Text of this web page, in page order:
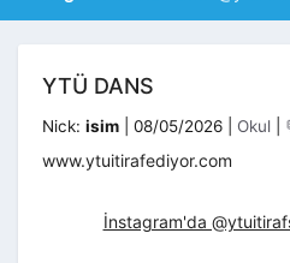
YTÜ DANS
Nick: isim 08/05/2026 Okul
www.ytuitirafediyor.com
İnstagram'da